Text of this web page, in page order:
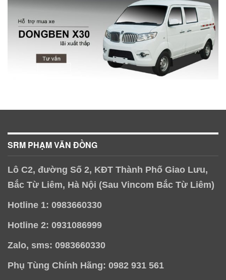
SRM PHẠM VĂN ĐỒNG
Lô C2, đường Số 2, KĐT Thành Phố Giao Lưu,
Bắc Từ Liêm, Hà Nội (Sau Vincom Bắc Từ Liêm)
Hotline 1: 0983660330
Hotline 2: 0931086999
Zalo, sms: 0983660330
Phụ Tùng Chính Hãng: 0982 931 561